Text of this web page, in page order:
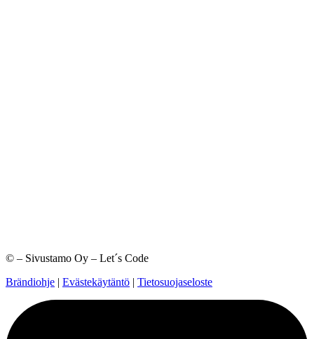
© – Sivustamo Oy – Let´s Code
Brändiohje | Evästekäytäntö | Tietosuojaseloste